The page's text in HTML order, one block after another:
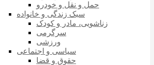
حمل و نقل و خودرو
سبک زندگی و خانواده
زناشویی، مادر و کودک
سرگرمی
ورزشی
سیاسی و اجتماعی
حقوق و قضا